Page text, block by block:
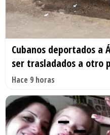
Cubanos deportados a
ser trasladados a otro
Hace 9 horas